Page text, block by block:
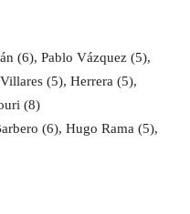
(6), Pablo Vázquez (5),
(5), Herrera (5),
(8)
(6), Hugo Rama (5),